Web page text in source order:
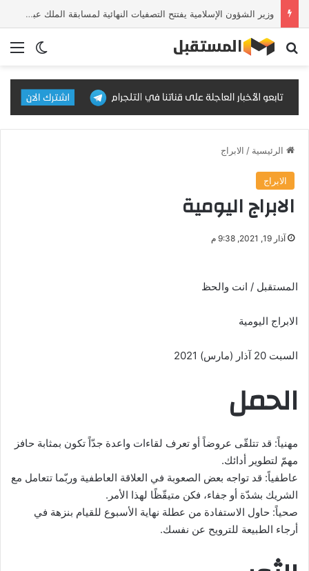
وزير الشؤون الإسلامية يفتتح التصفيات النهائية لمسابقة الملك عبدالعزيز الدولية للقرآن الكريم في دورتها الـ46
الوضع بحث عن
الرئيسية / الابراج
الابراج
الابراج اليومية
آذار 19, 2021, 9:38 م
المستقبل / انت والحظ
الابراج اليومية
السبت 20 آذار (مارس) 2021
الحمل
مهنياً: قد تتلقّى عروضاً أو تعرف لقاءات واعدة جدّاً تكون بمثابة حافز
مهمّ لتطوير أدائك.
عاطفياً: قد تواجه بعض الصعوبة في العلاقة العاطفية وربّما تتعامل مع
الشريك بشدّة أو جفاء، فكن متيقّظًا لهذا الأمر.
صحياً: حاول الاستفادة من عطلة نهاية الأسبوع للقيام بنزهة في
أرجاء الطبيعة للترويح عن نفسك.